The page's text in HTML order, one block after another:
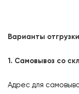
Варианты
1. Самовывоз со
Адрес для